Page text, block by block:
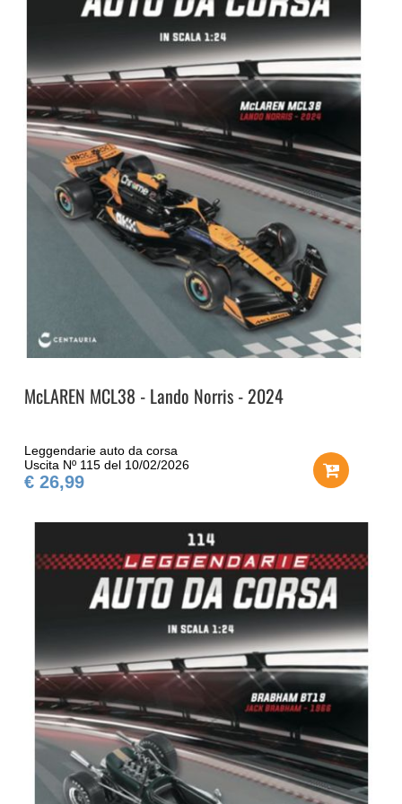
McLAREN MCL38 - Lando Norris - 2024
Leggendarie auto da corsa
Uscita Nº 115 del 10/02/2026
€ 26,99